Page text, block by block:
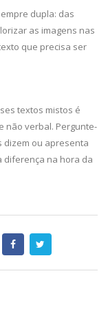
dupla: das
as imagens nas
que precisa ser
textos mistos é
não verbal. Pergunte-
dizem ou apresenta
diferença na hora da